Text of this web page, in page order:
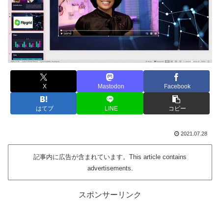
X Mastodon Facebook
はてブ LINE コピー
2021.07.28
記事内に広告が含まれています。This article contains
advertisements.
スポンサーリンク